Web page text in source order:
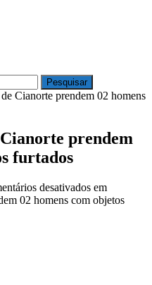
Cianorte prendem 02 homens
prendem
furtados
desativados em
02 homens com objetos